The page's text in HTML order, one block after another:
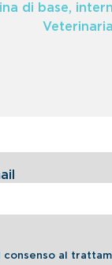
di base,
Veterinaria
al